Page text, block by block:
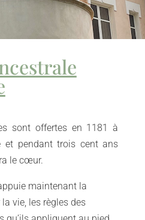
sont offertes en 1181 à
et pendant trois cent ans
le cœur.
maintenant la
vie, les règles des